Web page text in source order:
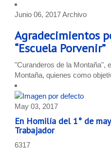
Junio 06, 2017Archivo
Agradecimientos
“Escuela Porvenir”
"Curanderos de la Montaña",
Montaña, quienes como
May 03, 2017
En Homilía del 1° de
Trabajador
6317